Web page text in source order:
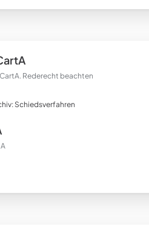
Rederecht beachten
Schiedsverfahren